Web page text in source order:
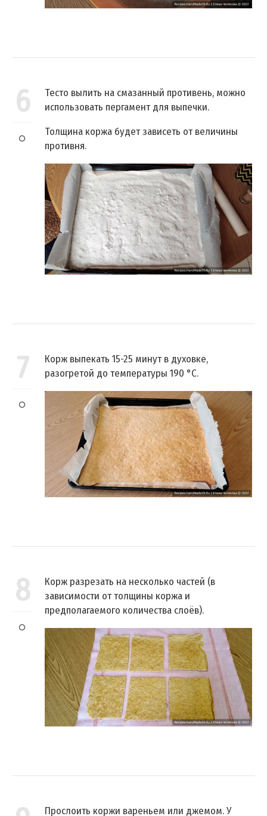
6
Тесто вылить на смазанный противень, можно
использовать пергамент для выпечки.
Толщина коржа будет зависеть от величины
противня.
7
Корж выпекать 15-25 минут в духовке,
разогретой до температуры 190 °C.
8
Корж разрезать на несколько частей (в
зависимости от толщины коржа и
предполагаемого количества слоёв).
Прослоить коржи вареньем или джемом. У